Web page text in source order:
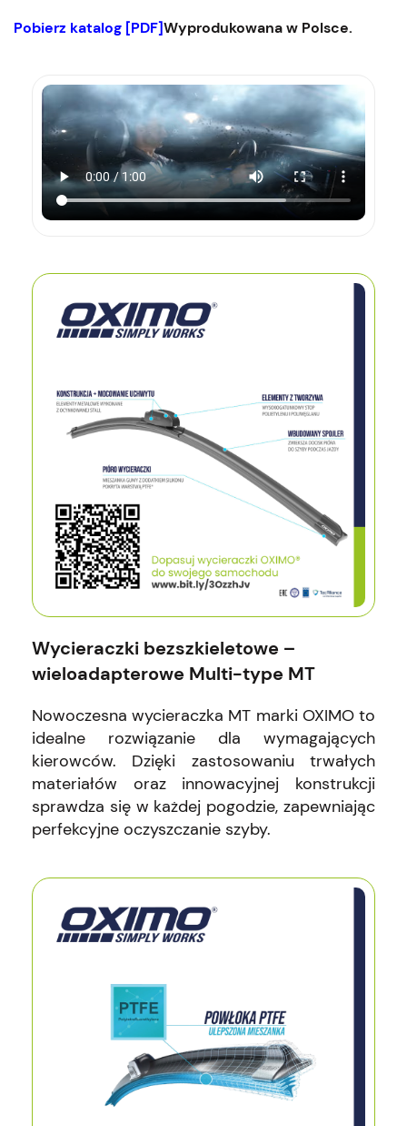
Pobierz katalog [PDF]Wyprodukowana w Polsce.
Wycieraczki bezszkieletowe –
wieloadapterowe Multi-type MT
Nowoczesna wycieraczka MT marki OXIMO to
idealne rozwiązanie dla wymagających
kierowców. Dzięki zastosowaniu trwałych
materiałów oraz innowacyjnej konstrukcji
sprawdza się w każdej pogodzie, zapewniając
perfekcyjne oczyszczanie szyby.